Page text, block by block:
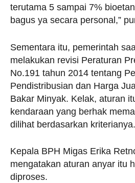
terutama 5 sampai 7%
bagus ya secara personal,”
Sementara itu, pemerintah
melakukan revisi Peraturan
No.191 tahun 2014 tentang
Pendistribusian dan Harga
Bakar Minyak. Kelak, aturan
kendaraan yang berhak
dilihat berdasarkan kriterianya.
Kepala BPH Migas Erika
mengatakan aturan anyar itu
diproses.